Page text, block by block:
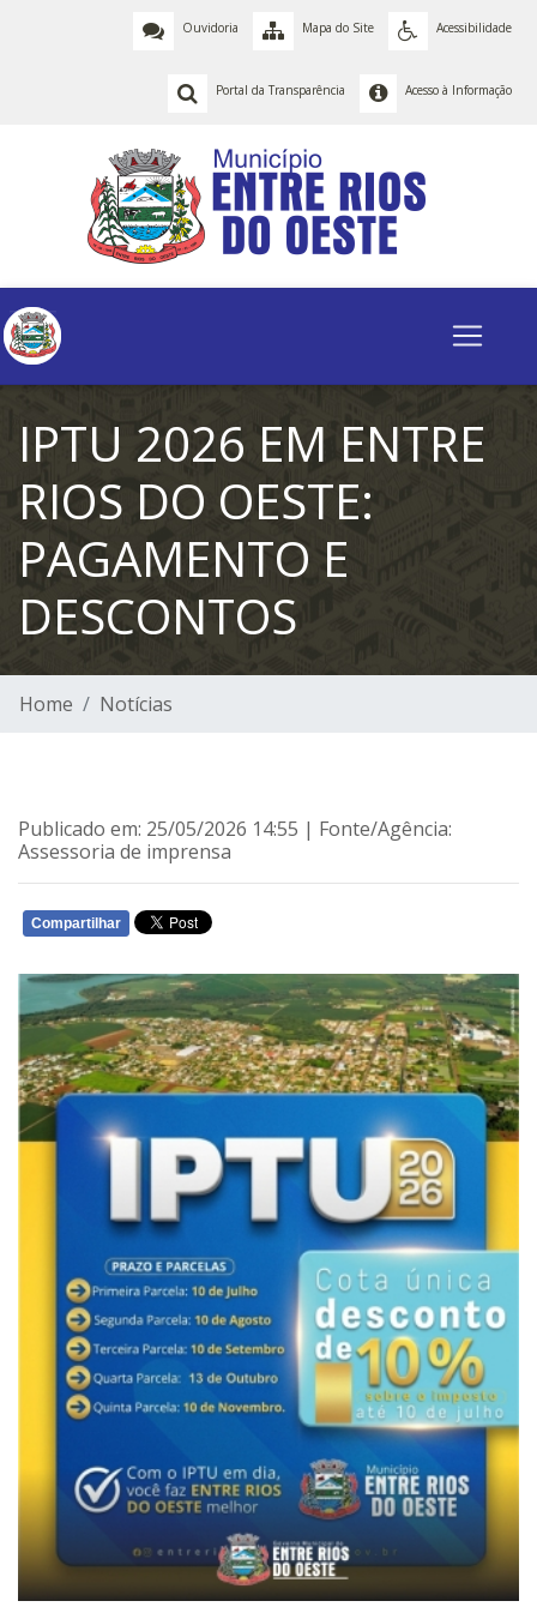
Acessibilidade
Mapa do Site
Ouvidoria
Acesso à Informação
Portal da Transparência
IPTU 2026 EM ENTRE
RIOS DO OESTE:
PAGAMENTO E
DESCONTOS
Home Notícias
Publicado em: 25/05/2026 14:55 | Fonte/Agência:
Assessoria de imprensa
Compartilhar